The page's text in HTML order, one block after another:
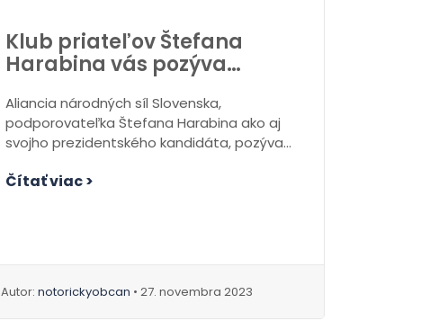
Klub priateľov Štefana
Harabina vás pozýva…
Aliancia národných síl Slovenska,
podporovateľka Štefana Harabina ako aj
svojho prezidentského kandidáta, pozýva
stretnutie....
Čítať viac >
Autor:notorickyobcan • 27. novembra 2023